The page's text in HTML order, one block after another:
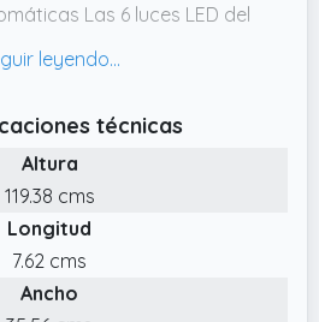
Las 6 luces LED del
abres la puerta del
LED funcionan con 3
Mereces
bien construido y
El cuerpo sólido de
largo y el espejo de cuerpo
técnicas
Altura
119.38 cms
Longitud
7.62 cms
Ancho